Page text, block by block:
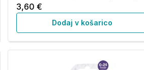
3,60 €
Dodaj v košarico